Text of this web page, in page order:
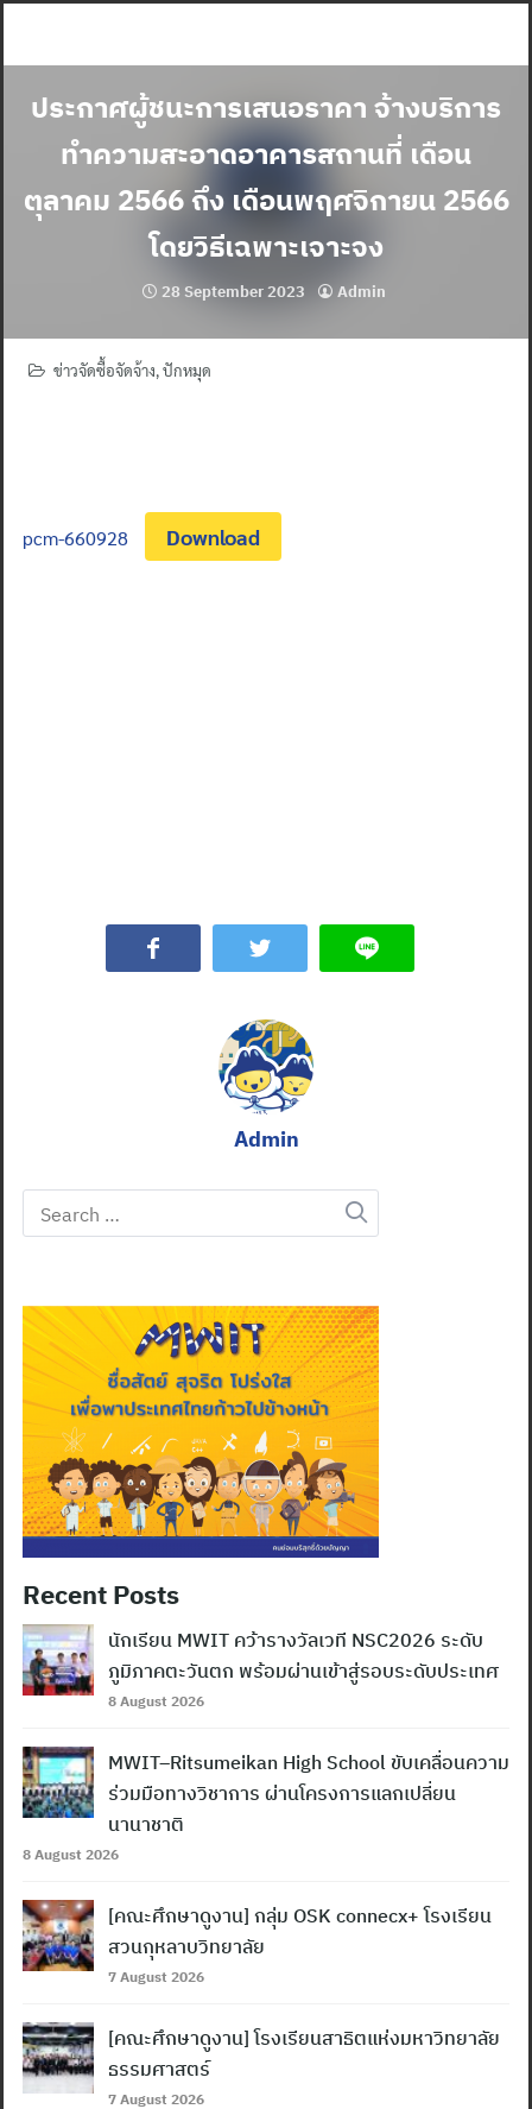
ประกาศผู้ชนะการเสนอราคา จ้างบริการ
ทำความสะอาดอาคารสถานที่ เดือน
ตุลาคม 2566 ถึง เดือนพฤศจิกายน 2566
โดยวิธีเฉพาะเจาะจง
28 September 2023 Admin
ข่าวจัดซื้อจัดจ้าง,ปักหมุด
pcm-660928 Download
Admin
Search
for:
Recent Posts
นักเรียน MWIT คว้ารางวัลเวที NSC2026 ระดับ
ภูมิภาคตะวันตก พร้อมผ่านเข้าสู่รอบระดับประเทศ
8 August 2026
MWIT–Ritsumeikan High School ขับเคลื่อนความ
ร่วมมือทางวิชาการ ผ่านโครงการแลกเปลี่ยน
นานาชาติ
8 August 2026
[คณะศึกษาดูงาน] กลุ่ม OSK connecx+ โรงเรียน
สวนกุหลาบวิทยาลัย
7 August 2026
[คณะศึกษาดูงาน] โรงเรียนสาธิตแห่งมหาวิทยาลัย
ธรรมศาสตร์
7 August 2026